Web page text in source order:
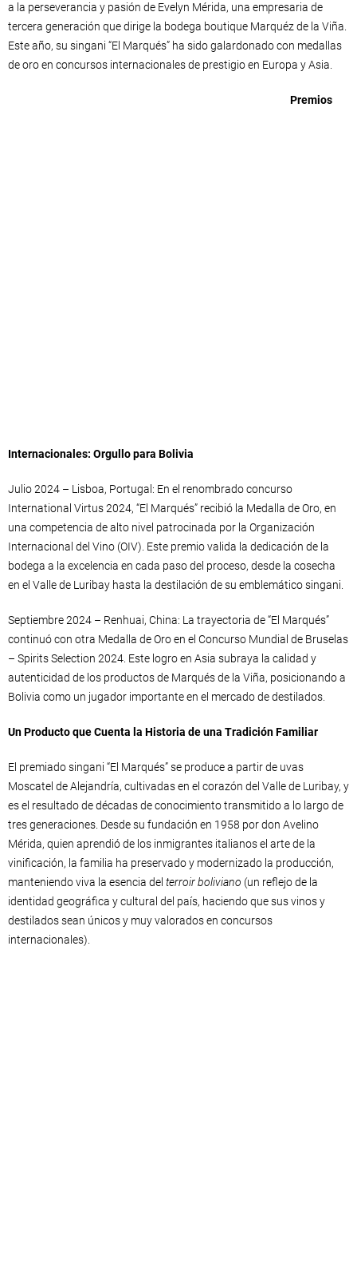
a la perseverancia y pasión de Evelyn Mérida, una empresaria de
tercera generación que dirige la bodega boutique Marquéz de la Viña.
Este año, su singani “El Marqués” ha sido galardonado con medallas
de oro en concursos internacionales de prestigio en Europa y Asia.
Premios
Internacionales: Orgullo para Bolivia
Julio 2024 – Lisboa, Portugal: En el renombrado concurso
International Virtus 2024, “El Marqués” recibió la Medalla de Oro, en
una competencia de alto nivel patrocinada por la Organización
Internacional del Vino (OIV). Este premio valida la dedicación de la
bodega a la excelencia en cada paso del proceso, desde la cosecha
en el Valle de Luribay hasta la destilación de su emblemático singani.
Septiembre 2024 – Renhuai, China: La trayectoria de “El Marqués”
continuó con otra Medalla de Oro en el Concurso Mundial de Bruselas
– Spirits Selection 2024. Este logro en Asia subraya la calidad y
autenticidad de los productos de Marqués de la Viña, posicionando a
Bolivia como un jugador importante en el mercado de destilados.
Un Producto que Cuenta la Historia de una Tradición Familiar
El premiado singani “El Marqués” se produce a partir de uvas
Moscatel de Alejandría, cultivadas en el corazón del Valle de Luribay, y
es el resultado de décadas de conocimiento transmitido a lo largo de
tres generaciones. Desde su fundación en 1958 por don Avelino
Mérida, quien aprendió de los inmigrantes italianos el arte de la
vinificación, la familia ha preservado y modernizado la producción,
manteniendo viva la esencia del terroir boliviano (un reflejo de la
identidad geográfica y cultural del país, haciendo que sus vinos y
destilados sean únicos y muy valorados en concursos
internacionales).